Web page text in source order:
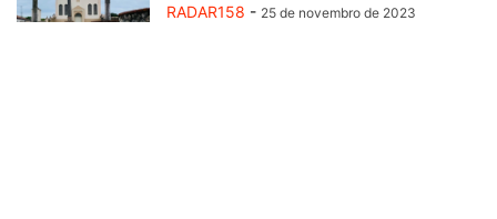
RADAR158 - 25 de novembro de 2023